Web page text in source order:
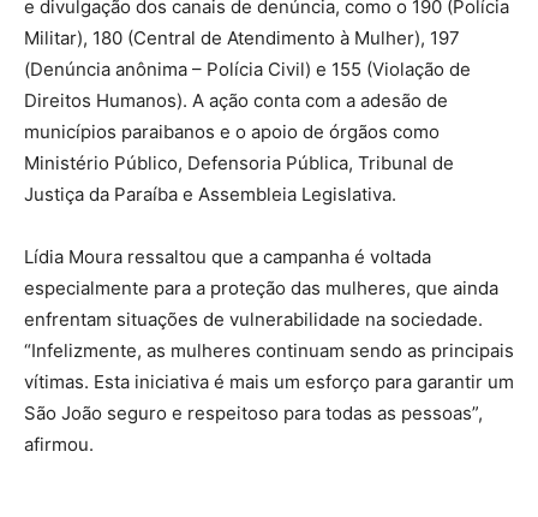
e divulgação dos canais de denúncia, como o 190 (Polícia
Militar), 180 (Central de Atendimento à Mulher), 197
(Denúncia anônima – Polícia Civil) e 155 (Violação de
Direitos Humanos). A ação conta com a adesão de
municípios paraibanos e o apoio de órgãos como
Ministério Público, Defensoria Pública, Tribunal de
Justiça da Paraíba e Assembleia Legislativa.
Lídia Moura ressaltou que a campanha é voltada
especialmente para a proteção das mulheres, que ainda
enfrentam situações de vulnerabilidade na sociedade.
“Infelizmente, as mulheres continuam sendo as principais
vítimas. Esta iniciativa é mais um esforço para garantir um
São João seguro e respeitoso para todas as pessoas”,
afirmou.